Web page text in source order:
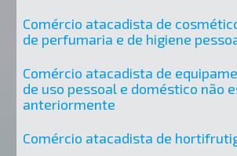
Comércio atacadista de
de perfumaria e de higiene
Comércio atacadista de
de uso pessoal e doméstico não
anteriormente
Comércio atacadista de